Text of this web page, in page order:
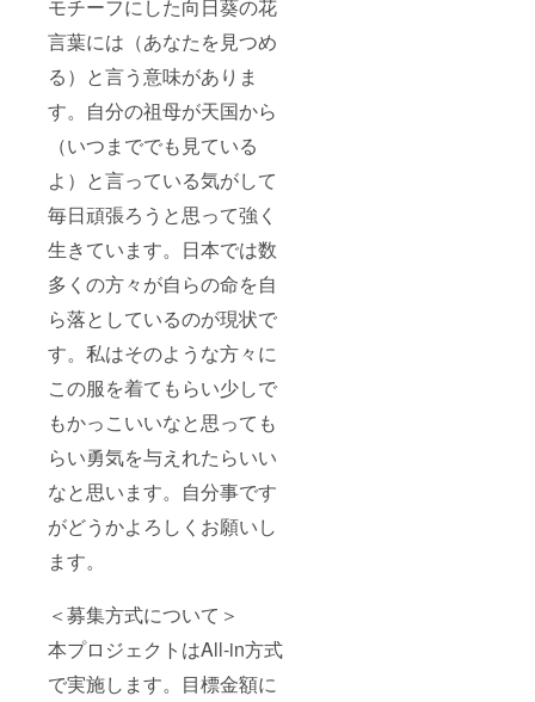
モチーフにした向日葵の花
言葉には（あなたを見つめ
る）と言う意味がありま
す。自分の祖母が天国から
（いつまででも見ている
よ）と言っている気がして
毎日頑張ろうと思って強く
生きています。日本では数
多くの方々が自らの命を自
ら落としているのが現状で
す。私はそのような方々に
この服を着てもらい少しで
もかっこいいなと思っても
らい勇気を与えれたらいい
なと思います。自分事です
がどうかよろしくお願いし
ます。
＜募集方式について＞
本プロジェクトはAll-in方式
で実施します。目標金額に